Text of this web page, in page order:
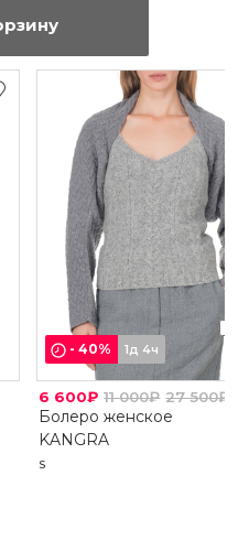
-40% 1д 4ч
6 600₽ 11 000₽ 27 500₽
Болеро женское
KANGRA
S